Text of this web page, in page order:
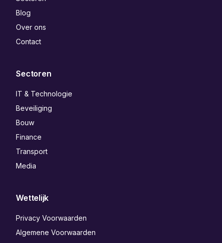
Blog
Over ons
Contact
Sectoren
IT & Technologie
Beveiliging
Bouw
Finance
Transport
Media
Wettelijk
Privacy Voorwaarden
Algemene Voorwaarden